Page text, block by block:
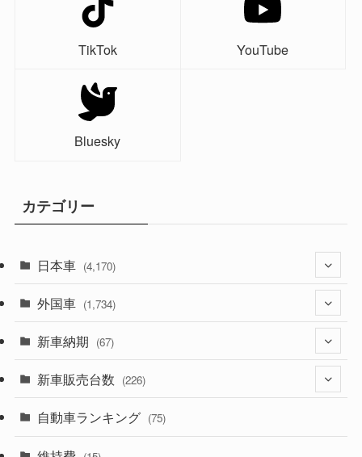
TikTok YouTube
Bluesky
カテゴリー
日本車 (4,170)
(1,320)
(329)
(525)
(356)
外国車 (1,734)
(242)
新車納期 (67)
(28)
(8)
新車販売台数 (226)
(21)
自動車ランキング (75)